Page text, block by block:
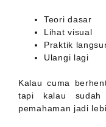
Teori dasar
Lihat visual
Praktik
Ulangi lagi
Kalau cuma
tapi kalau sudah
pemahaman jadi